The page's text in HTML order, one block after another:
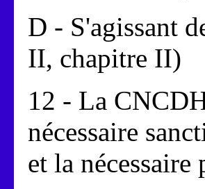
D - S'agissant
II, chapitre II)
12 - La
nécessaire
et la